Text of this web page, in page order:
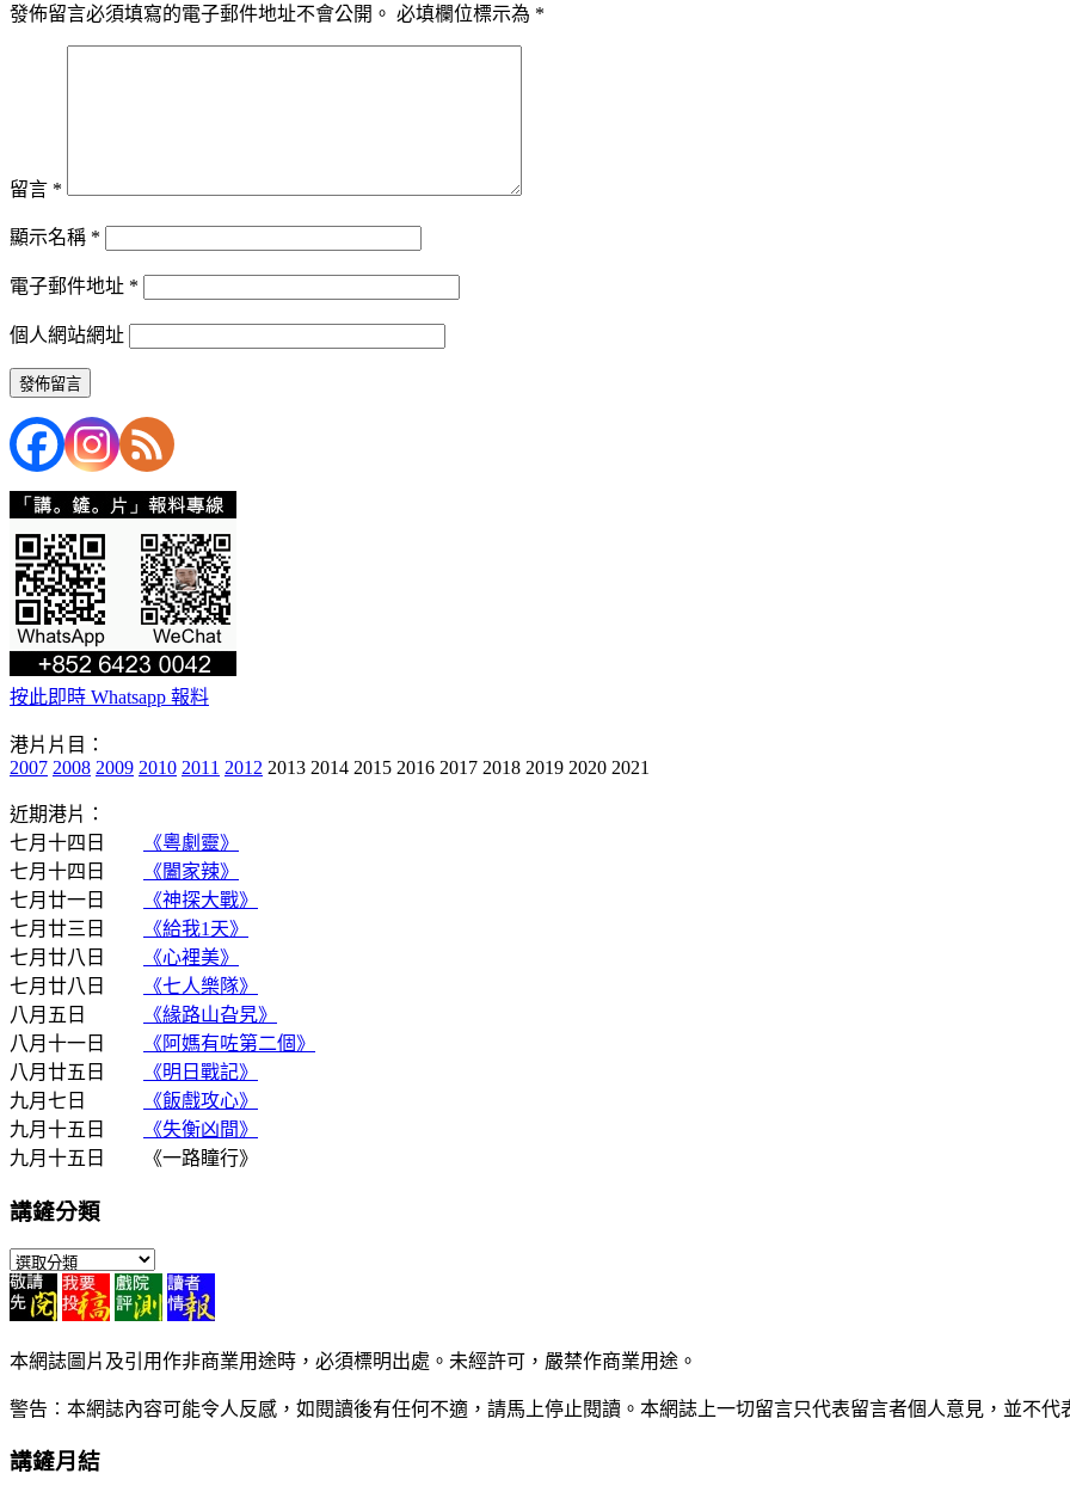
發佈留言必須填寫的電子郵件地址不會公開。 必填欄位標示為 *
留言 *
顯示名稱 *
電子郵件地址 *
個人網站網址
按此即時 Whatsapp 報料
港片片目：
2007 2008 2009 2010 2011 2012 2013 2014 2015 2016 2017 2018 2019 2020 2021
近期港片：
七月十四日
《粵劇靈》
七月十四日
《闔家辣》
七月廿一日
《神探大戰》
七月廿三日
《給我1天》
七月廿八日
《心裡美》
七月廿八日
《七人樂隊》
八月五日
《緣路山旮旯》
八月十一日
《阿媽有咗第二個》
八月廿五日
《明日戰記》
九月七日
《飯戲攻心》
九月十五日
《失衡凶間》
九月十五日 《一路瞳行》
講鏟分類
講
鏟
分
類
本網誌圖片及引用作非商業用途時，必須標明出處。未經許可，嚴禁作商業用途。
警告︰本網誌內容可能令人反感，如閱讀後有任何不適，請馬上停止閱讀。本網誌上一切留言只代表留言者個人意見，並不代
講鏟月結